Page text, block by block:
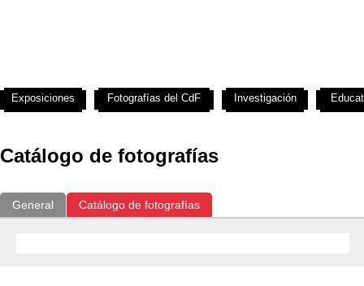
Catálogo de fotografías
General Catálogo de fotografías
Exposiciones Fotografías del CdF Investigación